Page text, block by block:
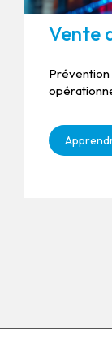
Vente
Prévention